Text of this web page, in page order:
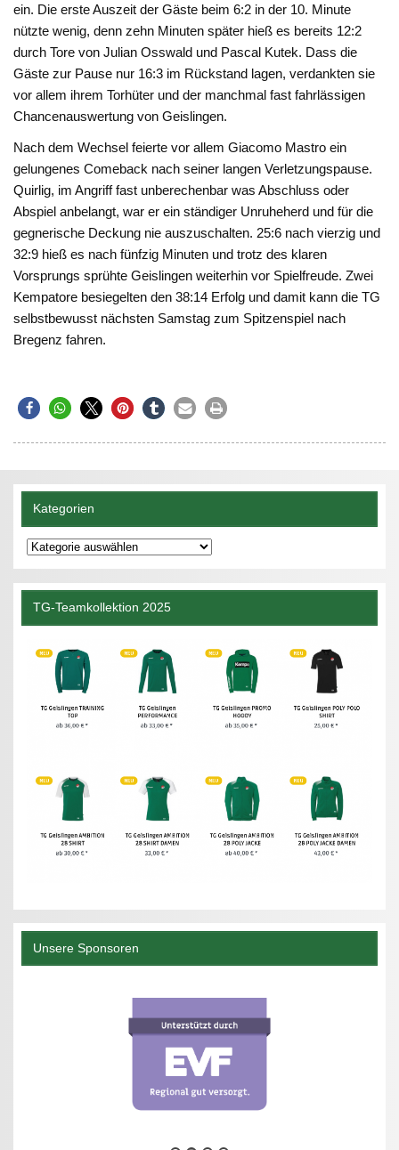
ein. Die erste Auszeit der Gäste beim 6:2 in der 10. Minute
nützte wenig, denn zehn Minuten später hieß es bereits 12:2
durch Tore von Julian Osswald und Pascal Kutek. Dass die
Gäste zur Pause nur 16:3 im Rückstand lagen, verdankten sie
vor allem ihrem Torhüter und der manchmal fast fahrlässigen
Chancenauswertung von Geislingen.
Nach dem Wechsel feierte vor allem Giacomo Mastro ein
gelungenes Comeback nach seiner langen Verletzungspause.
Quirlig, im Angriff fast unberechenbar was Abschluss oder
Abspiel anbelangt, war er ein ständiger Unruheherd und für die
gegnerische Deckung nie auszuschalten. 25:6 nach vierzig und
32:9 hieß es nach fünfzig Minuten und trotz des klaren
Vorsprungs sprühte Geislingen weiterhin vor Spielfreude. Zwei
Kempatore besiegelten den 38:14 Erfolg und damit kann die TG
selbstbewusst nächsten Samstag zum Spitzenspiel nach
Bregenz fahren.
Kategorien
Kategorien
TG-Teamkollektion 2025
Unsere Sponsoren